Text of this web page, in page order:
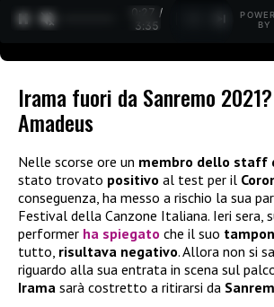
0:28 /
3:35
BY
Irama fuori da Sanremo
Amadeus
Nelle scorse ore un membro dello staff
stato trovato positivo al test per il
conseguenza, ha messo a rischio la sua
Festival della Canzone Italiana. Ieri sera,
performer ha spiegato che il suo
tutto, risultava negativo. Allora non si
riguardo alla sua entrata in scena sul
Irama sarà costretto a ritirarsi da